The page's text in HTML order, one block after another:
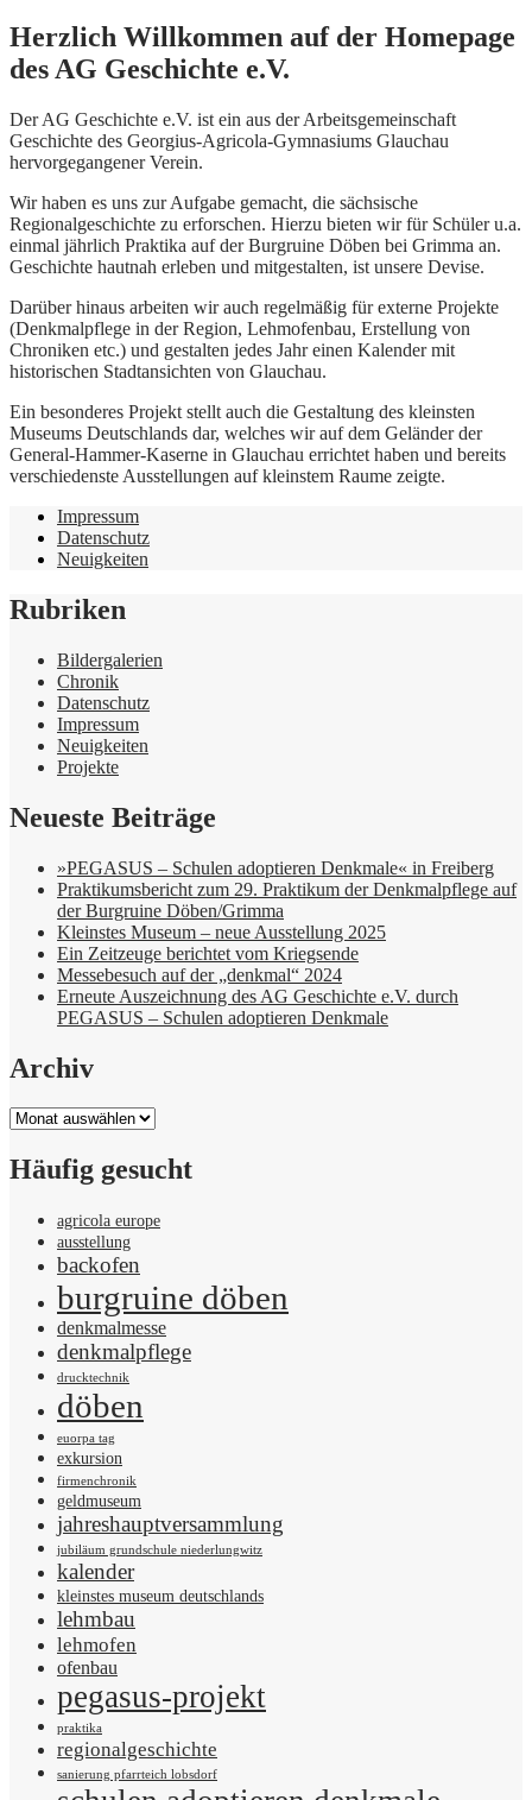
Herzlich Willkommen auf der Homepage
des AG Geschichte e.V.
Der AG Geschichte e.V. ist ein aus der Arbeitsgemeinschaft
Geschichte des Georgius-Agricola-Gymnasiums Glauchau
hervorgegangener Verein.
Wir haben es uns zur Aufgabe gemacht, die sächsische
Regionalgeschichte zu erforschen. Hierzu bieten wir für Schüler u.a.
einmal jährlich Praktika auf der Burgruine Döben bei Grimma an.
Geschichte hautnah erleben und mitgestalten, ist unsere Devise.
Darüber hinaus arbeiten wir auch regelmäßig für externe Projekte
(Denkmalpflege in der Region, Lehmofenbau, Erstellung von
Chroniken etc.) und gestalten jedes Jahr einen Kalender mit
historischen Stadtansichten von Glauchau.
Ein besonderes Projekt stellt auch die Gestaltung des kleinsten
Museums Deutschlands dar, welches wir auf dem Geländer der
General-Hammer-Kaserne in Glauchau errichtet haben und bereits
verschiedenste Ausstellungen auf kleinstem Raume zeigte.
Impressum
Datenschutz
Neuigkeiten
Rubriken
Bildergalerien
Chronik
Datenschutz
Impressum
Neuigkeiten
Projekte
Neueste Beiträge
»PEGASUS – Schulen adoptieren Denkmale« in Freiberg
Praktikumsbericht zum 29. Praktikum der Denkmalpflege auf
der Burgruine Döben/Grimma
Kleinstes Museum – neue Ausstellung 2025
Ein Zeitzeuge berichtet vom Kriegsende
Messebesuch auf der „denkmal“ 2024
Erneute Auszeichnung des AG Geschichte e.V. durch
PEGASUS – Schulen adoptieren Denkmale
Archiv
Archiv
Häufig gesucht
agricola europe
ausstellung
backofen
burgruine döben
denkmalmesse
denkmalpflege
drucktechnik
döben
euorpa tag
exkursion
firmenchronik
geldmuseum
jahreshauptversammlung
jubiläum grundschule niederlungwitz
kalender
kleinstes museum deutschlands
lehmbau
lehmofen
ofenbau
pegasus-projekt
praktika
regionalgeschichte
sanierung pfarrteich lobsdorf